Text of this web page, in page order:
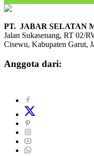
PT. JABAR SELATAN
Jalan Sukasenang, RT 02/
Cisewu, Kabupaten Garut,
Anggota dari: